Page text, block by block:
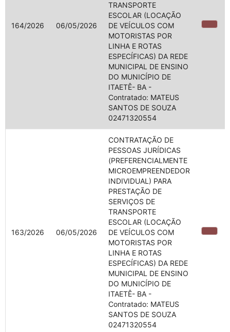
164/2026 06/05/2026
TRANSPORTE
ESCOLAR (LOCAÇÃO
DE VEÍCULOS COM
MOTORISTAS POR
LINHA E ROTAS
ESPECÍFICAS) DA REDE
MUNICIPAL DE ENSINO
DO MUNICÍPIO DE
ITAETÊ- BA -
Contratado: MATEUS
SANTOS DE SOUZA
02471320554
163/2026 06/05/2026
CONTRATAÇÃO DE
PESSOAS JURÍDICAS
(PREFERENCIALMENTE
MICROEMPREENDEDOR
INDIVIDUAL) PARA
PRESTAÇÃO DE
SERVIÇOS DE
TRANSPORTE
ESCOLAR (LOCAÇÃO
DE VEÍCULOS COM
MOTORISTAS POR
LINHA E ROTAS
ESPECÍFICAS) DA REDE
MUNICIPAL DE ENSINO
DO MUNICÍPIO DE
ITAETÊ- BA -
Contratado: MATEUS
SANTOS DE SOUZA
02471320554